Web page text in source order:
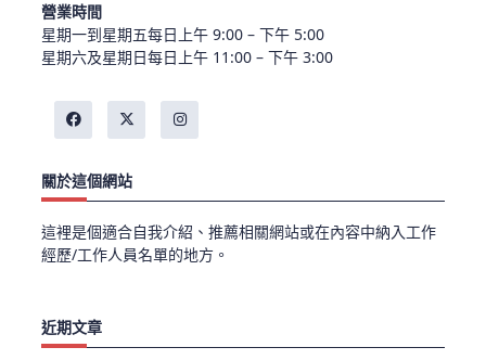
營業時間
星期一到星期五每日上午 9:00 – 下午 5:00
星期六及星期日每日上午 11:00 – 下午 3:00
關於這個網站
這裡是個適合自我介紹、推薦相關網站或在內容中納入工作
經歷/工作人員名單的地方。
近期文章